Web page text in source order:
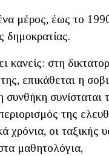
μέρος, έως το
δημοκρατίας.
κανείς: στη
επικάθεται η
συνίσταται
της
χρόνια, οι ταξικής
μαθητολόγια,